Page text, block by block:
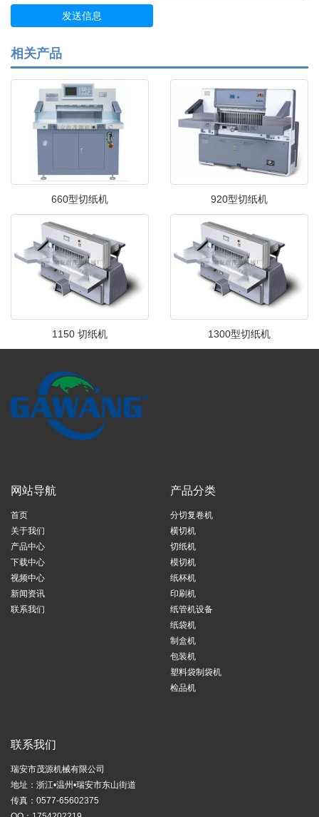
相关产品
660型切纸机 920型切纸机
1150 切纸机 1300型切纸机
网站导航
首页
关于我们
产品中心
下载中心
视频中心
新闻资讯
联系我们
产品分类
分切复卷机
横切机
切纸机
模切机
纸杯机
印刷机
纸管机设备
纸袋机
制盒机
包装机
塑料袋制袋机
检品机
联系我们
瑞安市茂源机械有限公司
地址：浙江•温州•瑞安市东山街道
传真：0577-65602375